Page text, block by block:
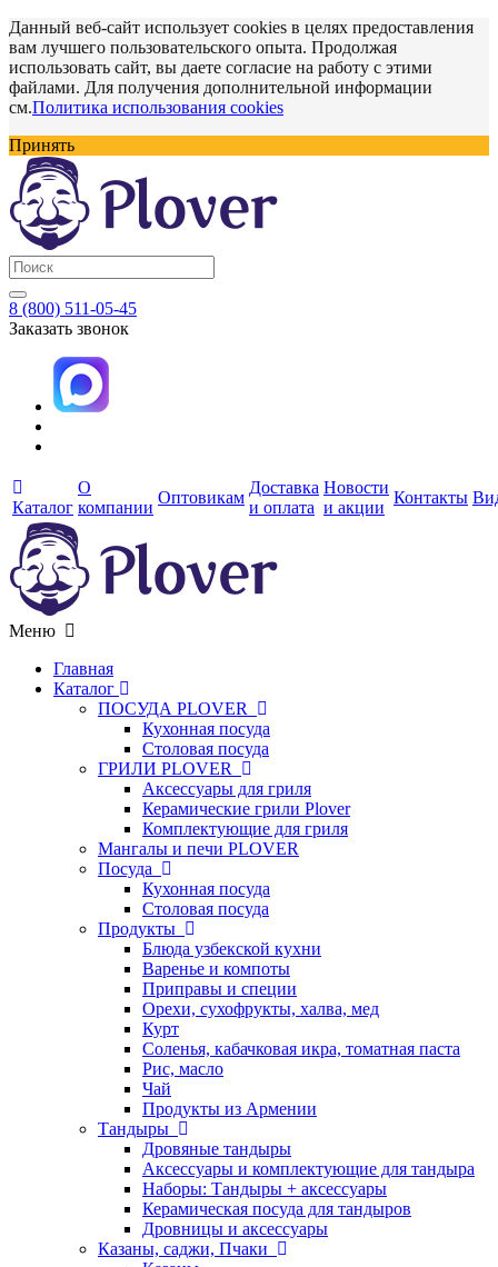
Данный веб-сайт использует cookies в целях предоставления
вам лучшего пользовательского опыта. Продолжая
использовать сайт, вы даете согласие на работу с этими
файлами. Для получения дополнительной информации
см.Политика использования cookies
Принять
8 (800) 511-05-45
Заказать звонок
Каталог
О
компании
Оптовикам
Доставка
и оплата
Новости
и акции
Контакты
Меню
Главная
Каталог
ПОСУДА PLOVER
Кухонная посуда
Столовая посуда
ГРИЛИ PLOVER
Аксессуары для гриля
Керамические грили Plover
Комплектующие для гриля
Мангалы и печи PLOVER
Посуда
Кухонная посуда
Столовая посуда
Продукты
Блюда узбекской кухни
Варенье и компоты
Приправы и специи
Орехи, сухофрукты, халва, мед
Курт
Соленья, кабачковая икра, томатная паста
Рис, масло
Чай
Продукты из Армении
Тандыры
Дровяные тандыры
Аксессуары и комплектующие для тандыра
Наборы: Тандыры + аксессуары
Керамическая посуда для тандыров
Дровницы и аксессуары
Казаны, саджи, Пчаки